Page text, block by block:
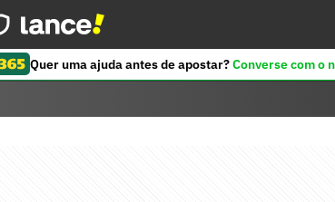
Quer uma ajuda antes de apostar?Converse com o